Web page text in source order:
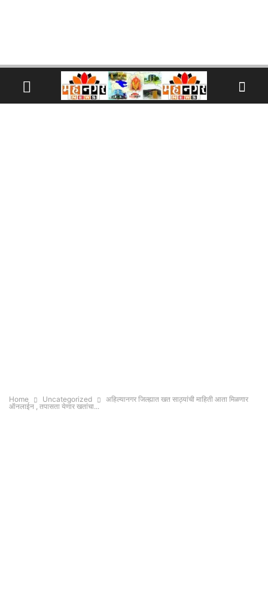
Home Uncategorized
अहिल्यानगर जिल्ह्यात खत साठ्यांची माहिती आता मिळणार
ऑनलाईन , तपासता येणार खतांचा...